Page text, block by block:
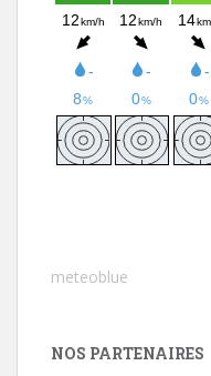
meteoblue
NOS PARTENAIRES